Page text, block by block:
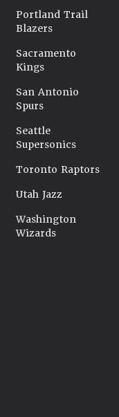
Portland Trail
Blazers
Sacramento
Kings
San Antonio
Spurs
Seattle
Supersonics
Toronto Raptors
Utah Jazz
Washington
Wizards